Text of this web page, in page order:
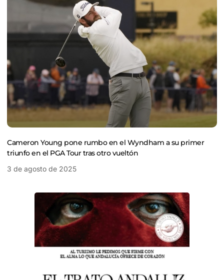
Cameron Young pone rumbo en el Wyndham a su primer
triunfo en el PGA Tour tras otro vueltón
3 de agosto de 2025